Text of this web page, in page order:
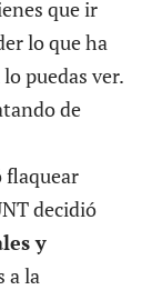
que ir
lo que ha
puedas ver.
de
flaquear
decidió
y
a la